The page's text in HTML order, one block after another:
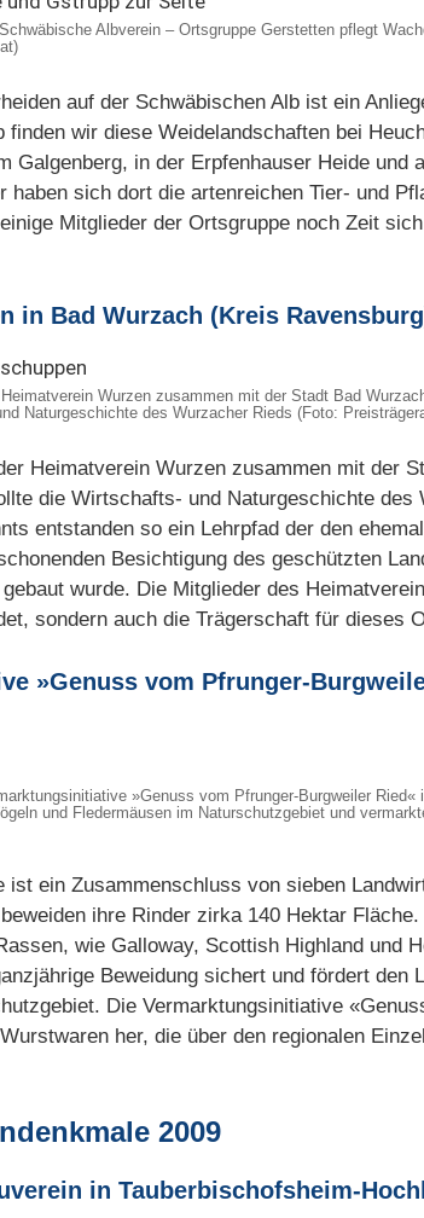
Albverein – Ortsgruppe Gerstetten pflegt
auf der Schwäbischen Alb ist ein
wir diese Weidelandschaften bei
Galgenberg, in der Erpfenhauser Heide und
haben sich dort die artenreichen Tier- und
Mitglieder der Ortsgruppe noch Zeit
in Bad Wurzach (Kreis
Wurzen zusammen mit der Stadt Bad
Naturgeschichte des Wurzacher Rieds (Foto:
Heimatverein Wurzen zusammen mit der
die Wirtschafts- und Naturgeschichte
entstanden so ein Lehrpfad der den
Besichtigung des geschützten
wurde. Die Mitglieder des
sondern auch die Trägerschaft für dieses
»Genuss vom Pfrunger-
»Genuss vom Pfrunger-Burgweiler
und Fledermäusen im Naturschutzgebiet und
ist ein Zusammenschluss von sieben
ihre Rinder zirka 140 Hektar
wie Galloway, Scottish Highland und
Beweidung sichert und fördert den
Die Vermarktungsinitiative
her, die über den regionalen
2009
in Tauberbischofsheim-